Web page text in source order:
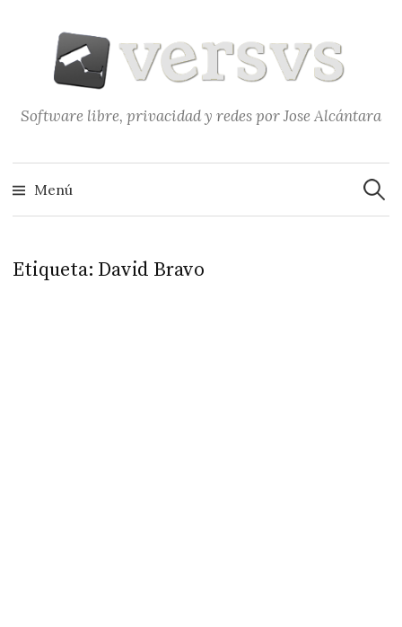
contenido
Software libre, privacidad y redes por Jose Alcántara
Menú
Etiqueta: David Bravo